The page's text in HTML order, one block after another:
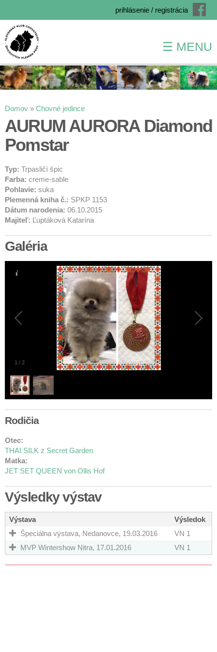
Skočiť
na
hlavný
prihlásenie / registrácia
☰ MENU
Nachádzate sa tu
Domov » Chovné jedince
AURUM AURORA Diamond
Pomstar
Typ: Trpasličí špic
Farba: creme-sable
Pohlavie: suka
Plemenná kniha č.: SPKP 1153
Dátum narodenia: 06.10.2015
Majiteľ: Ľuptáková Katarína
Galéria
1 / 2
Rodičia
Otec:
THAI SILK z Secret Garden
Matka:
JET SET QUEEN von Ollis Hof
Výsledky výstav
Výstava
Výsledok
Špeciálna výstava, Nedanovce, 19.03.2016
VN 1
MVP Wintershow Nitra, 17.01.2016
VN 1